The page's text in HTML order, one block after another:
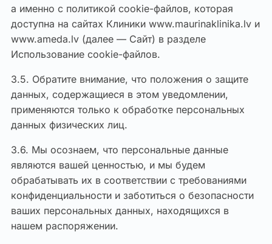
а именно с политикой cookie-файлов, которая
доступна на сайтах Клиники www.maurinaklinika.lv и
www.ameda.lv (далее — Сайт) в разделе
Использование cookie-файлов.
3.5. Обратите внимание, что положения о защите
данных, содержащиеся в этом уведомлении,
применяются только к обработке персональных
данных физических лиц.
3.6. Мы осознаем, что персональные данные
являются вашей ценностью, и мы будем
обрабатывать их в соответствии с требованиями
конфиденциальности и заботиться о безопасности
ваших персональных данных, находящихся в
нашем распоряжении.